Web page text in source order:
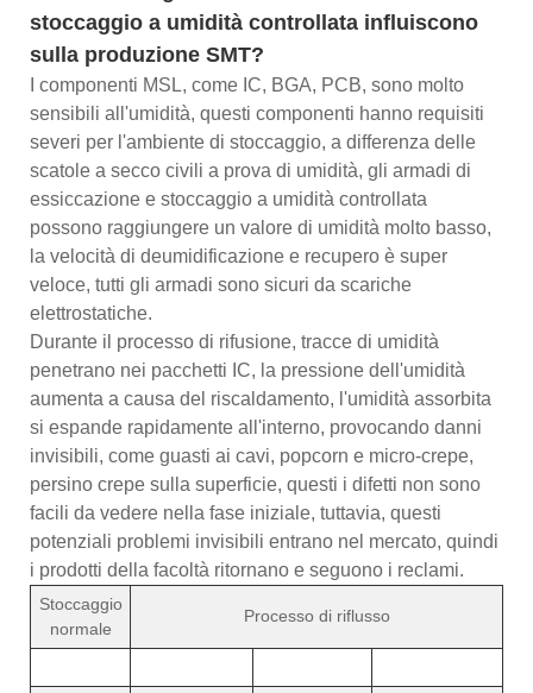
stoccaggio a umidità controllata influiscono
sulla produzione SMT?
I componenti MSL, come IC, BGA, PCB, sono molto
sensibili all'umidità, questi componenti hanno requisiti
severi per l'ambiente di stoccaggio, a differenza delle
scatole a secco civili a prova di umidità, gli armadi di
essiccazione e stoccaggio a umidità controllata
possono raggiungere un valore di umidità molto basso,
la velocità di deumidificazione e recupero è super
veloce, tutti gli armadi sono sicuri da scariche
elettrostatiche.
Durante il processo di rifusione, tracce di umidità
penetrano nei pacchetti IC, la pressione dell'umidità
aumenta a causa del riscaldamento, l'umidità assorbita
si espande rapidamente all'interno, provocando danni
invisibili, come guasti ai cavi, popcorn e micro-crepe,
persino crepe sulla superficie, questi i difetti non sono
facili da vedere nella fase iniziale, tuttavia, questi
potenziali problemi invisibili entrano nel mercato, quindi
i prodotti della facoltà ritornano e seguono i reclami.
Stoccaggio
normale
Processo di riflusso